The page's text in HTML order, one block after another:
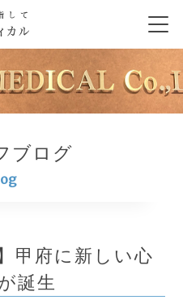
ブログ
甲府に新しい心
誕生